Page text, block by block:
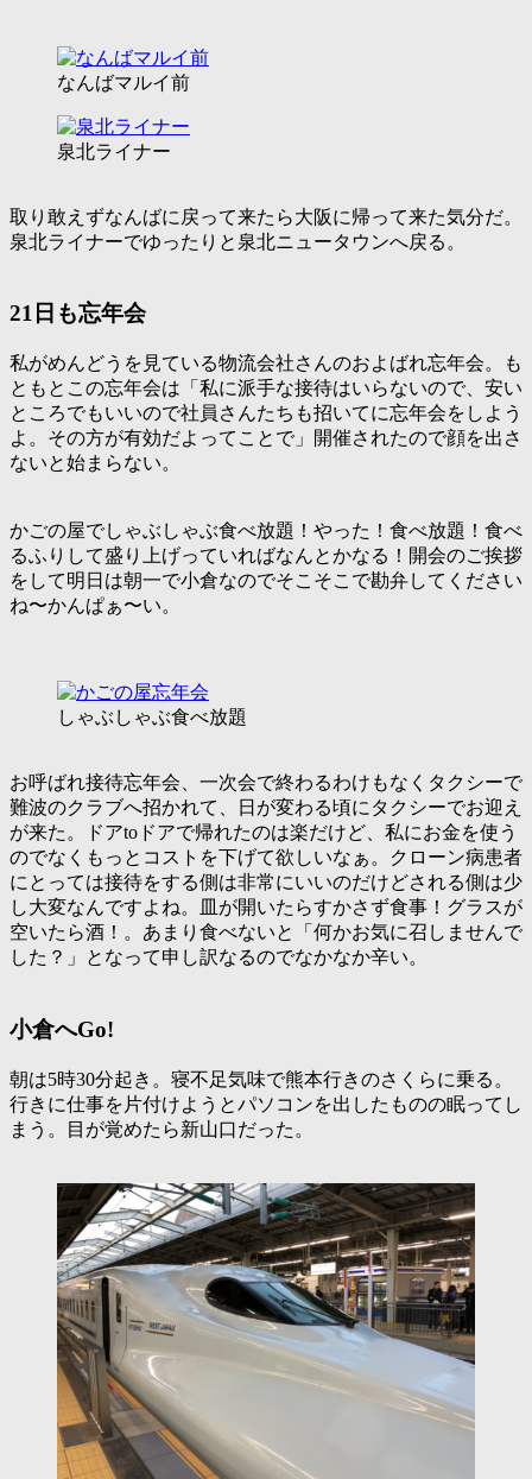
なんばマルイ前
泉北ライナー
取り敢えずなんばに戻って来たら大阪に帰って来た気分だ。
泉北ライナーでゆったりと泉北ニュータウンへ戻る。
21日も忘年会
私がめんどうを見ている物流会社さんのおよばれ忘年会。も
ともとこの忘年会は「私に派手な接待はいらないので、安い
ところでもいいので社員さんたちも招いてに忘年会をしよう
よ。その方が有効だよってことで」開催されたので顔を出さ
ないと始まらない。
かごの屋でしゃぶしゃぶ食べ放題！やった！食べ放題！食べ
るふりして盛り上げっていればなんとかなる！開会のご挨拶
をして明日は朝一で小倉なのでそこそこで勘弁してください
ね〜かんぱぁ〜い。
しゃぶしゃぶ食べ放題
お呼ばれ接待忘年会、一次会で終わるわけもなくタクシーで
難波のクラブへ招かれて、日が変わる頃にタクシーでお迎え
が来た。ドアtoドアで帰れたのは楽だけど、私にお金を使う
のでなくもっとコストを下げて欲しいなぁ。クローン病患者
にとっては接待をする側は非常にいいのだけどされる側は少
し大変なんですよね。皿が開いたらすかさず食事！グラスが
空いたら酒！。あまり食べないと「 何かお気に召しませんで
した？ 」となって申し訳なるのでなかなか辛い。
小倉へGo!
朝は5時30分起き。寝不足気味で熊本行きのさくらに乗る。
行きに仕事を片付けようとパソコンを出したものの眠ってし
まう。目が覚めたら新山口だった。